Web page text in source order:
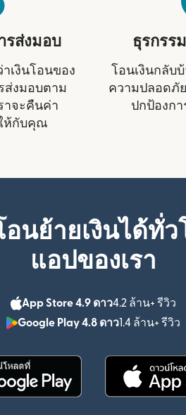
รส่งมอบ
เงินโอนของ
ส่งมอบตาม
าจะคืนค่า
ห้กับคุณ
ธุรกรร
โอนเงินกลับ
ความปลอดภั
ปกป้องก
อนย้ายเงินได้ทั่ว
แอปของเรา
App Store 4.9 ดาว4.2 ล้าน+ รีวิว
(
Google Play 4.8 ดาว1.4 ล้าน+ รีวิว
(